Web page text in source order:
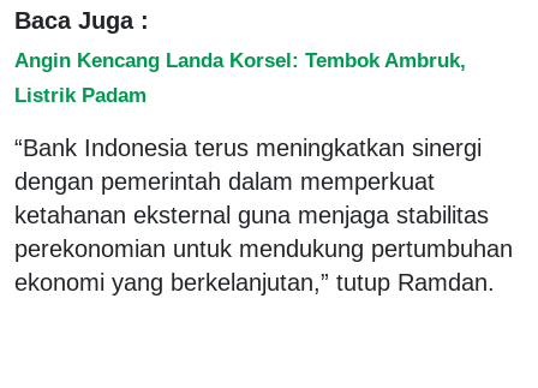
Baca Juga :
Angin Kencang Landa Korsel: Tembok Ambruk,
Listrik Padam
“Bank Indonesia terus meningkatkan sinergi
dengan pemerintah dalam memperkuat
ketahanan eksternal guna menjaga stabilitas
perekonomian untuk mendukung pertumbuhan
ekonomi yang berkelanjutan,” tutup Ramdan.